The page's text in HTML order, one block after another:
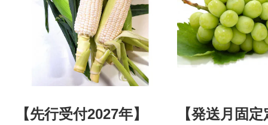
【先行受付2027年】
【発送月固